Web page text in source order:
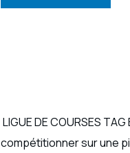
LIGUE DE COURSES
compétitionner sur une